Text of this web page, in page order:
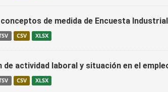
conceptos de medida de Encuesta
CSV XLSX
de actividad laboral y situación en el
CSV XLSX